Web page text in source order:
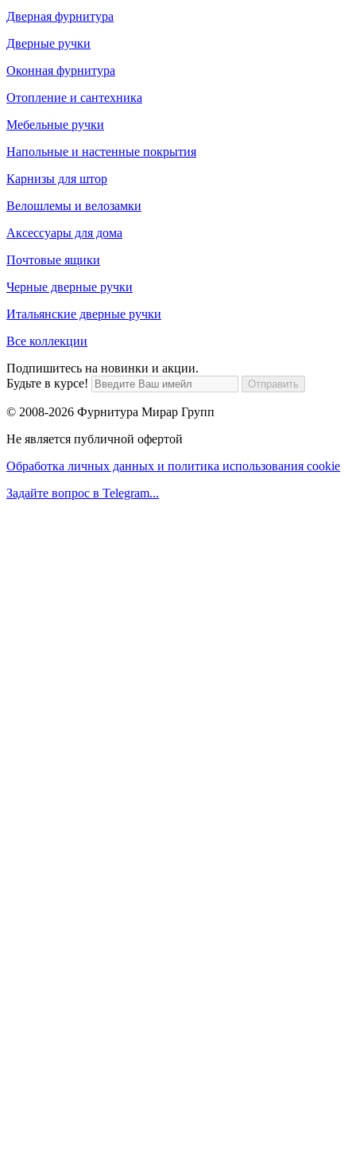
Дверная фурнитура
Дверные ручки
Оконная фурнитура
Отопление и сантехника
Мебельные ручки
Напольные и настенные покрытия
Карнизы для штор
Велошлемы и велозамки
Аксессуары для дома
Почтовые ящики
Черные дверные ручки
Итальянские дверные ручки
Все коллекции
Подпишитесь на новинки и акции.
Будьте в курсе!
© 2008-2026 Фурнитура Мирар Групп
Не является публичной офертой
Обработка личных данных и политика использования cookie
Задайте вопрос в Telegram...